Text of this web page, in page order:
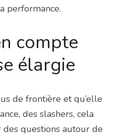
performance.
compte
élargie
de frontière et qu’elle
des slashers, cela
questions autour de